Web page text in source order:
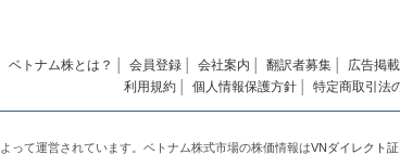
ベトナム株とは？ 会員登録 会社案内 翻訳者募集 広告掲
利用規約
個人情報保護方針 特定商取引法
って運営されています。ベトナム株式市場の株価情報はVNダイレクト